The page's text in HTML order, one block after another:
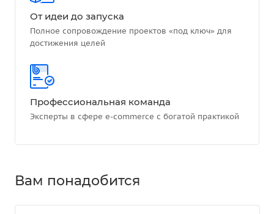
От идеи до запуска
Полное сопровождение проектов «под ключ» для
достижения целей
Профессиональная команда
Эксперты в сфере e-commerce с богатой практикой
Вам понадобится